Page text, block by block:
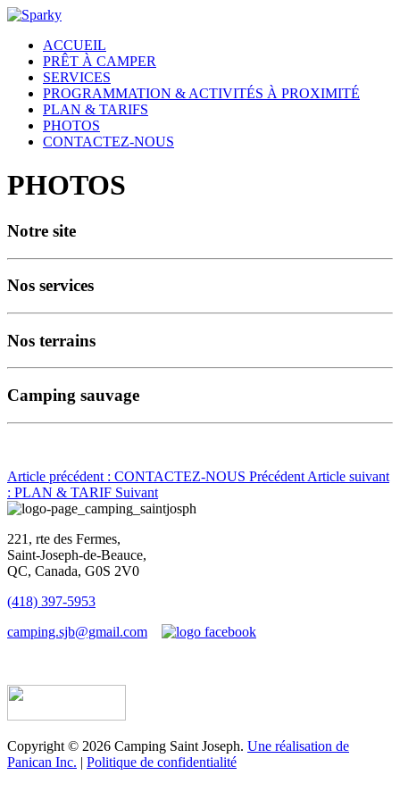
ACCUEIL
PRÊT À CAMPER
SERVICES
PROGRAMMATION & ACTIVITÉS À PROXIMITÉ
PLAN & TARIFS
PHOTOS
CONTACTEZ-NOUS
PHOTOS
Notre site
Nos services
Nos terrains
Camping sauvage
Article précédent : CONTACTEZ-NOUS Précédent Article suivant
: PLAN & TARIF Suivant
221, rte des Fermes,
Saint-Joseph-de-Beauce,
QC, Canada, G0S 2V0
(418) 397-5953
camping.sjb@gmail.com
Copyright © 2026 Camping Saint Joseph. Une réalisation de
Panican Inc. | Politique de confidentialité